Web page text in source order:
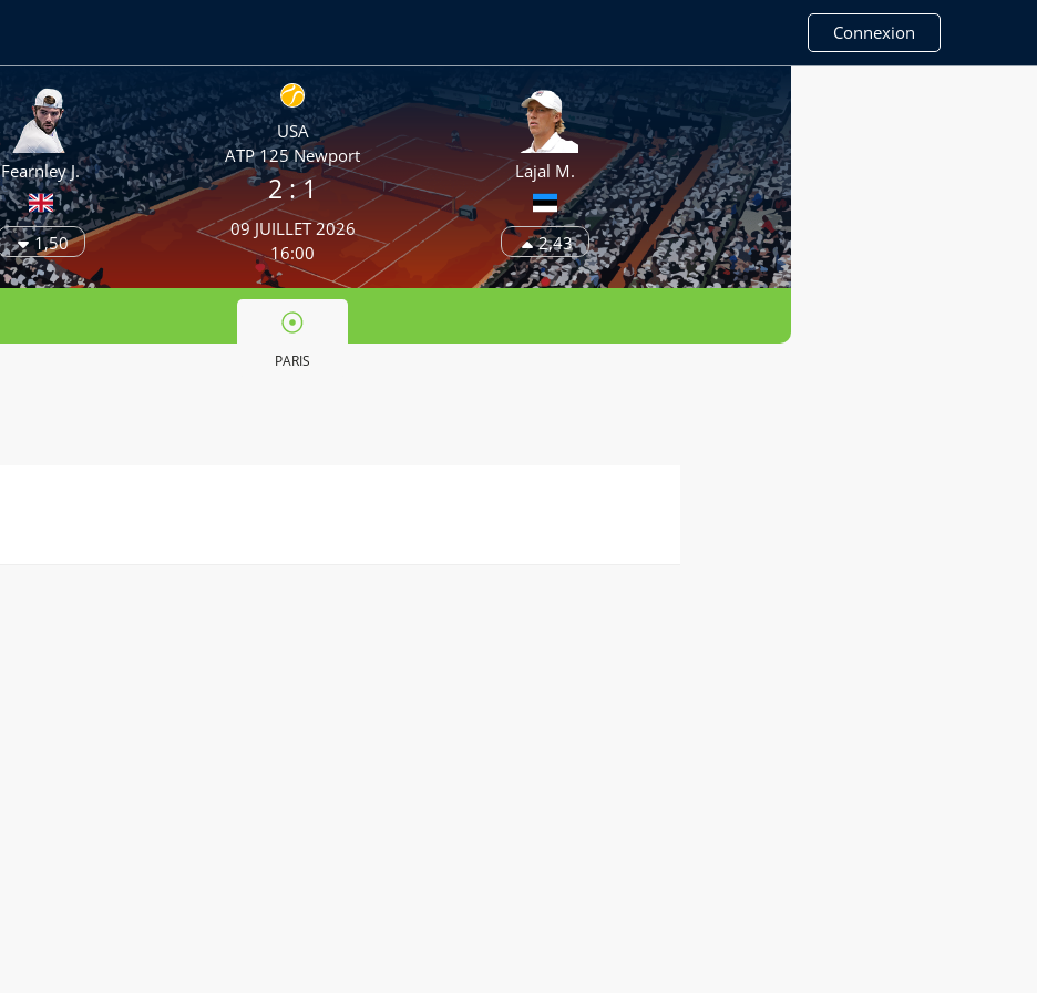
Connexion
Fearnley J.
1,50
USA
ATP 125 Newport
2: 1
09 JUILLET 2026
16:00
Lajal M.
2,43
PARIS